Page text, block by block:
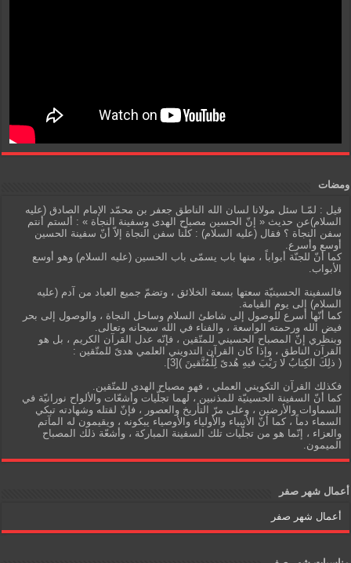
ومضات
قيل : لمّـا سئل مولانا لسان الله الناطق جعفر بن محمّد الإمام الصادق (عليه
السلام)عن حديث « إنّ الحسين مصباح الهدى وسفينة النجاة » : ألستم أنتم
سفن النجاة ؟ فقال (عليه السلام) : كلّنا سفن النجاة إلاّ أنّ سفينة الحسين
أوسع وأسرع.
كما أنّ للجنّة أبواباً ، منها باب يسمّى باب الحسين (عليه السلام) وهو أوسع
الأبواب.
فالسفينة الحسينيّة سعتها بسعة الخلائق ، وتضمّ جميع العباد من آدم (عليه
السلام) إلى يوم القيامة.
كما أنّها أسرع للوصول إلى شاطئ السلام وساحل النجاة ، والوصول إلى بحر
فيض الله ورحمته الواسعة ، والفناء في الله سبحانه وتعالى.
وبنظري إنّ المصباح الحسيني للمتّقين ، فإنّه عدل القرآن الكريم ، بل هو
القرآن الناطق ، وإذا كان القرآن التدويني العلمي هدىً للمتّقين :
( ذلِكَ الكِتابُ لا رَيْبَ فيهِ هُدىً لِلْمُتَّقينَ )[3].
فكذلك القرآن التكويني العملي ، فهو مصباح الهدى للمتّقين.
كما أنّ السفينة الحسينيّة للمذنبين ، لهما تجلّيات وأشعّات والألواح نورانيّة في
السماوات والأرضين ، وعلى مرّ التأريخ والعصور ، فإنّ لقتله وشهادته تبكي
السماء دماً ، كما أنّ الأنبياء والأولياء والأوصياء يبكونه ، ويقيمون له المآتم
والعزاء ، إنّما هو من تجلّيات تلك السفينة المباركة ، وأشعّة ذلك المصباح
الميمون.
أعمال شهر صفر
أعمال شهر صفر